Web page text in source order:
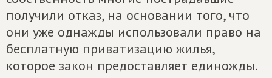
получили отказ, на основании того, что
они уже однажды использовали право на
бесплатную приватизацию жилья,
которое закон предоставляет единожды.